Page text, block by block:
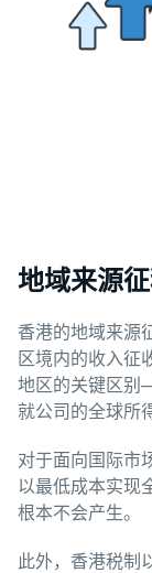
地域来源
香港的地域来源
区境内的收入征
地区的关键区别
就公司的全球所
对于面向国际市
以最低成本实现
根本不会产生。
此外，香港税制